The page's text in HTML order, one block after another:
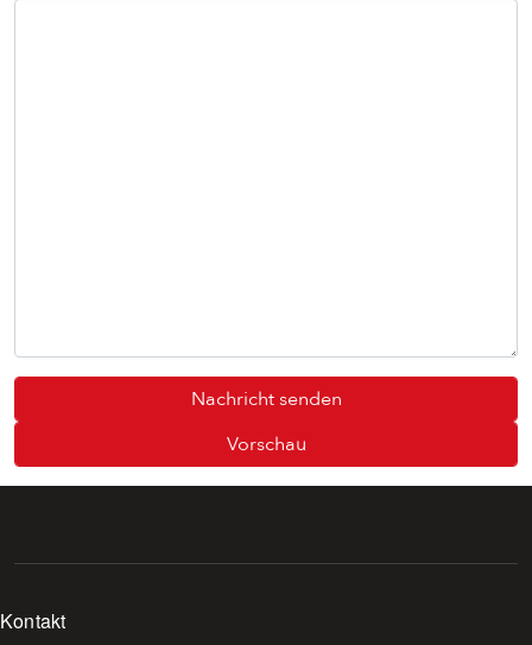
Footer menu
Kontakt